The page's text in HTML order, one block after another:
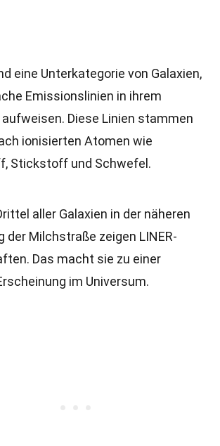
eine Unterkategorie von Galaxien,
Emissionslinien in ihrem
Diese Linien stammen
ionisierten Atomen wie
Stickstoff und Schwefel.
aller Galaxien in der näheren
der Milchstraße zeigen LINER-
Das macht sie zu einer
im Universum.